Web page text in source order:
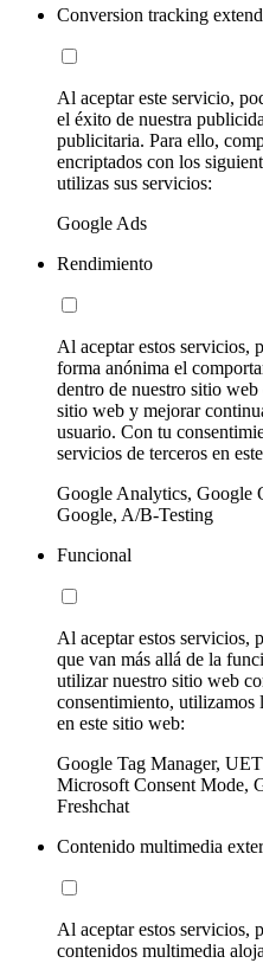
Conversion tracking
Al aceptar este servicio,
el éxito de nuestra
publicitaria. Para ello,
encriptados con los
utilizas sus servicios:
Google Ads
Rendimiento
Al aceptar estos servicios,
forma anónima el
dentro de nuestro sitio
sitio web y mejorar
usuario. Con tu
servicios de terceros en
Google Analytics, Google
Google, A/B-Testing
Funcional
Al aceptar estos servicios,
que van más allá de la
utilizar nuestro sitio web
consentimiento, utilizamos
en este sitio web:
Google Tag Manager,
Microsoft Consent Mode,
Freshchat
Contenido multimedia
Al aceptar estos servicios,
contenidos multimedia